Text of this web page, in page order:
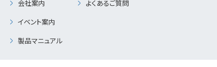
会社案内
イベント案内
製品マニュアル
よくあるご質問